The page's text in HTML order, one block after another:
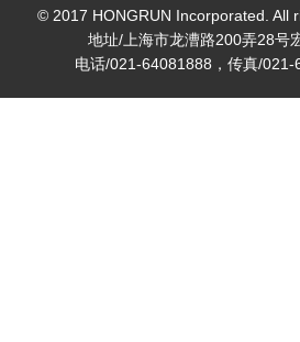
© 2017 HONGRUN Incorporated. All
地址/上海市龙漕路200弄28号
电话/021-64081888，传真/021-